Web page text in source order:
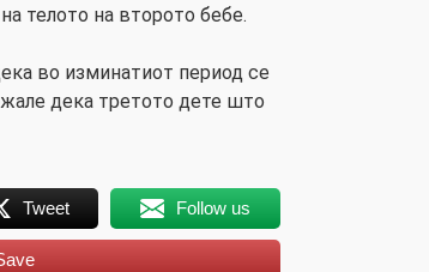
телото на второто бебе.
во изминатиот период се
дека третото дете што
Tweet Follow us